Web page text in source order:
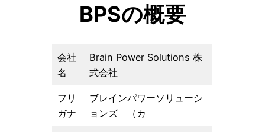
BPSの概要
会社
名
Brain Power Solutions 株
式会社
フリ
ガナ
ブレインパワーソリューシ
ョンズ （カ